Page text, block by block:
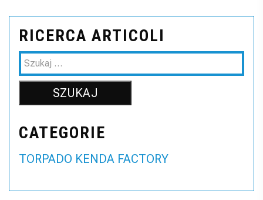
RICERCA ARTICOLI
CATEGORIE
TORPADO KENDA FACTORY